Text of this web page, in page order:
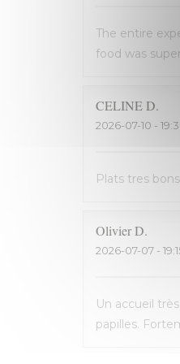
The entire
food was
CELINED
2026-07-10 -
Plats tres
OlivierD
2026-07-07 -
Un accueil
papilles.